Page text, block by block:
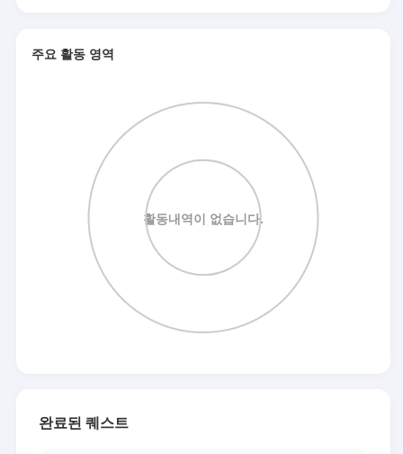
주요 활동 영역
완료된 퀘스트